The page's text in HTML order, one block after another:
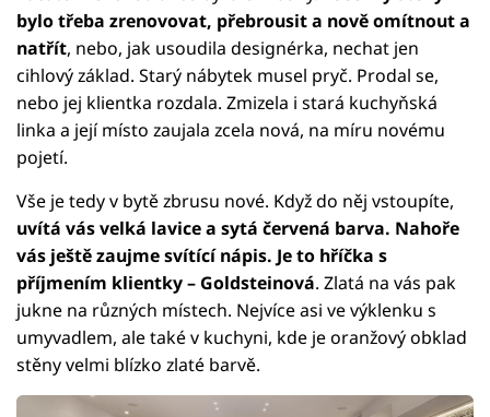
bylo třeba zrenovovat, přebrousit a nově omítnout a
natřít, nebo, jak usoudila designérka, nechat jen
cihlový základ. Starý nábytek musel pryč. Prodal se,
nebo jej klientka rozdala. Zmizela i stará kuchyňská
linka a její místo zaujala zcela nová, na míru novému
pojetí.
Vše je tedy v bytě zbrusu nové. Když do něj vstoupíte,
uvítá vás velká lavice a sytá červená barva. Nahoře
vás ještě zaujme svítící nápis. Je to hříčka s
příjmením klientky – Goldsteinová. Zlatá na vás pak
jukne na různých místech. Nejvíce asi ve výklenku s
umyvadlem, ale také v kuchyni, kde je oranžový obklad
stěny velmi blízko zlaté barvě.